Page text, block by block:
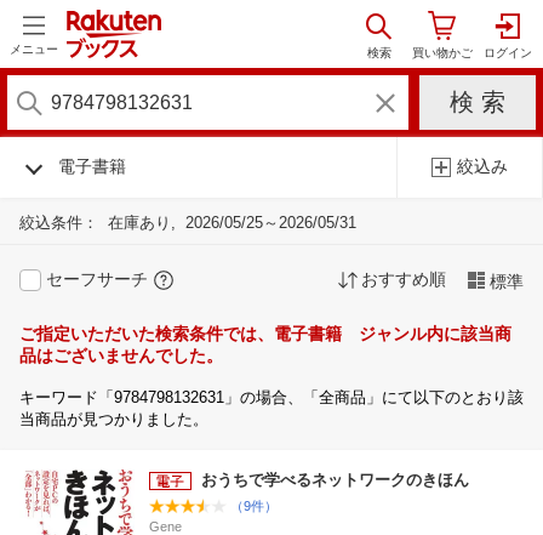
メニュー
電子書籍 絞込み
絞込条件： 在庫あり 2026/05/25～2026/05/31
セーフサーチ おすすめ順 標準
ご指定いただいた検索条件では、電子書籍 ジャンル内に該当商
品はございませんでした。
キーワード「9784798132631」の場合、「全商品」にて以下のとおり該
当商品が見つかりました。
おうちで学べるネットワークのきほん
（9件）
Gene